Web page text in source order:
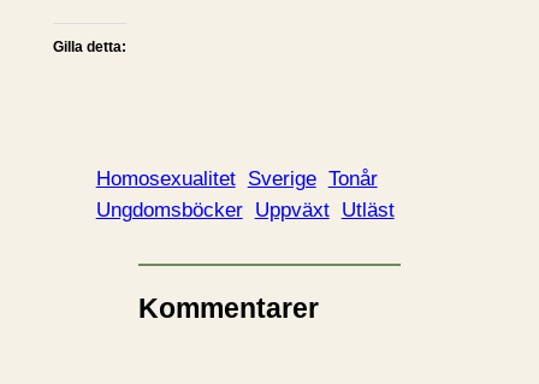
Gilla detta:
Homosexualitet Sverige Tonår
Ungdomsböcker Uppväxt Utläst
Kommentarer